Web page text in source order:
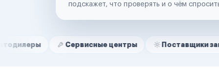
подскажет, что проверять и о чём
Нам доверяют
Сервисные центры Поставщики запчастей
Маркетплейсы